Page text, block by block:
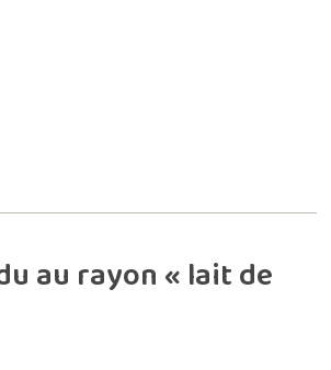
au rayon « lait de